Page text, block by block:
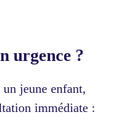
urgence ?
jeune enfant,
immédiate :